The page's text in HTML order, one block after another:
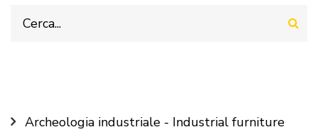
Main
Archeologia industriale - Industrial furniture